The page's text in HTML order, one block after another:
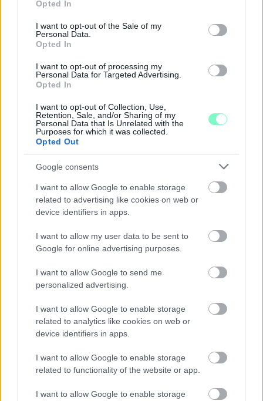
use your data for below specified purposes in below Google
consent section.
Opted In
I want to opt-out of the Sale of my
Personal Data.
Opted In
I want to opt-out of processing my
Personal Data for Targeted Advertising.
Opted In
I want to opt-out of Collection, Use,
Retention, Sale, and/or Sharing of my
Personal Data that Is Unrelated with the
Purposes for which it was collected.
Opted Out
Google consents
I want to allow Google to enable storage
related to advertising like cookies on web or
device identifiers in apps.
I want to allow my user data to be sent to
Google for online advertising purposes.
I want to allow Google to send me
personalized advertising.
I want to allow Google to enable storage
related to analytics like cookies on web or
device identifiers in apps.
I want to allow Google to enable storage
related to functionality of the website or app.
I want to allow Google to enable storage
A RÓMAIAKTÓL AZ AGYAGKATONÁKIG –
TÁRLATVEZETÉSEK, WORKSHOP ÉS
KÖZÖNSÉGTALÁLKOZÓ VÁRJA A LÁTOGATÓKAT A
GYŐRI RÓMER MÚZEUMBAN
hét második felére, a hőségriadó idején ráadásul a Várkazamata
– Kőtár is díjmentesen látogatható.
Szólj hozzá!